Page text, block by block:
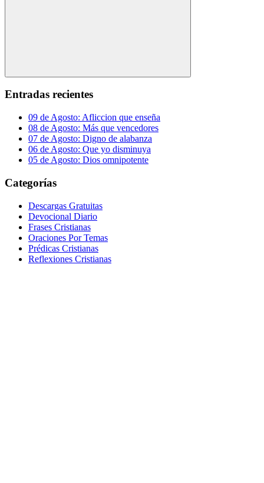
Buscar
Entradas recientes
09 de Agosto: Afliccion que enseña
08 de Agosto: Más que vencedores
07 de Agosto: Digno de alabanza
06 de Agosto: Que yo disminuya
05 de Agosto: Dios omnipotente
Categorías
Descargas Gratuitas
Devocional Diario
Frases Cristianas
Oraciones Por Temas
Prédicas Cristianas
Reflexiones Cristianas